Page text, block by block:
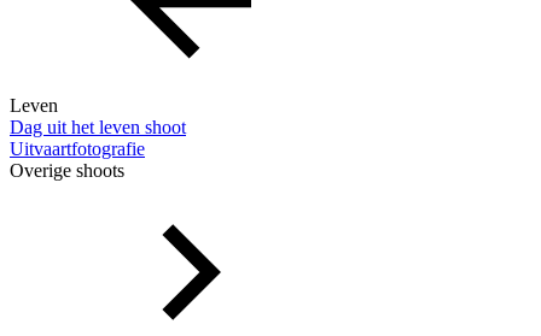
Leven
Dag uit het leven shoot
Uitvaartfotografie
Overige shoots